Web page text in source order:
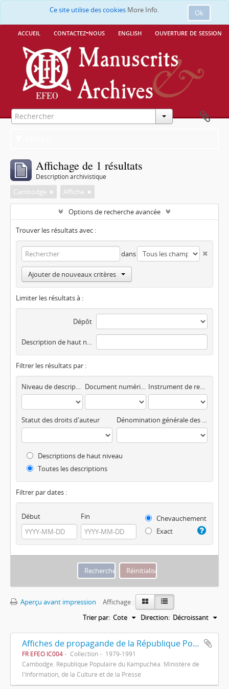
Ok
Ce site utilise des cookies More Info.
accueil contactez-nous english ouverture de session
Affichage de 1 résultats
Description archivistique
Cambodge Affiche
Options de recherche avancée
Trouver les résultats avec :
dans
Ajouter de nouveaux critères
Limiter les résultats à :
Dépôt
Description de haut niveau
Filtrer les résultats par :
Niveau de description Document numérisé disponible Instrument de recherche
Statut des droits d'auteur Dénomination générale des documents
Descriptions de haut niveau
Toutes les descriptions
Filtrer par dates :
Début Fin
Chevauchement
Exact
Aperçu avant impression
Affichage :
Trier par: Cote Direction: Décroissant
Affiches de propagande de la République Populaire du Kampuchéa
FR EFEO IC004 Collection
1979-1991
Cambodge. République Populaire du Kampuchéa. Ministère de
l'Information, de la Culture et de la Presse